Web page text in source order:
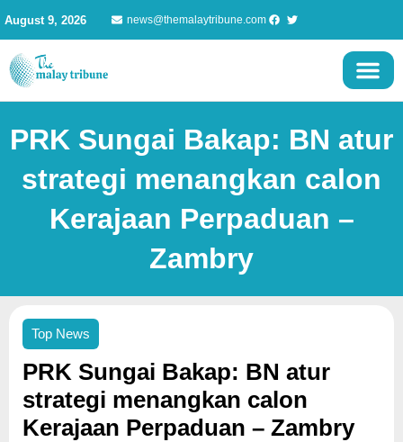
content
August 9, 2026 news@themalaytribune.com
PRK Sungai Bakap: BN atur
strategi menangkan calon
Kerajaan Perpaduan –
Zambry
Top News
PRK Sungai Bakap: BN atur
strategi menangkan calon
Kerajaan Perpaduan – Zambry